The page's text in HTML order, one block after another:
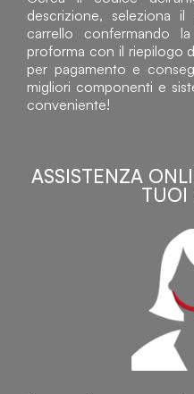
descrizione, seleziona
carrello confermando
proforma con il riepilogo
per pagamento e
migliori componenti e
conveniente!
ASSISTENZA
TUOI